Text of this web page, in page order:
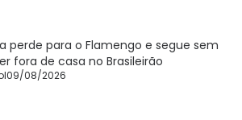
perde para o Flamengo e segue sem
fora de casa no Brasileirão
09/08/2026